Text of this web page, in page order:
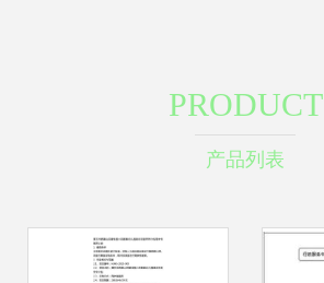
PRODUCT
产品列表